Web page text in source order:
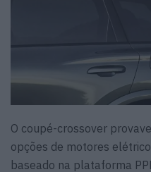
O coupé-crossover
opções de motores
baseado na plataforma